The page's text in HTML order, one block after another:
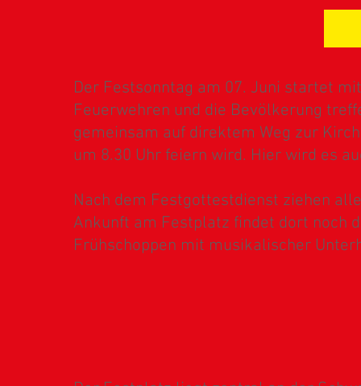
Der Festsonntag am 07. Juni startet
Feuerwehren und die Bevölkerung
gemeinsam auf direktem Weg zur
um 8.30 Uhr feiern wird. Hier wird es
Nach dem Festgottestdienst ziehen
Ankunft am Festplatz findet dort noch
Frühschoppen mit musikalischer